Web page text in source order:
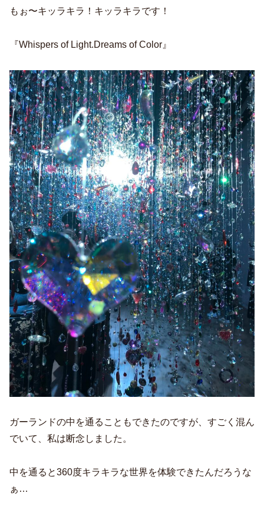
もぉ〜キッラキラ！キッラキラです！
『Whispers of Light.Dreams of Color』
ガーランドの中を通ることもできたのですが、すごく混ん
でいて、私は断念しました。
中を通ると360度キラキラな世界を体験できたんだろうな
ぁ…